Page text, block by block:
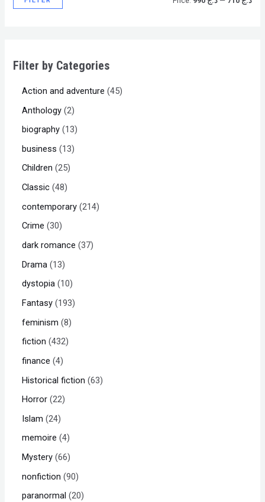
Filter by Categories
Action and adventure 45
Anthology 2
biography 13
business
13
Children 25
Classic 48
contemporary 214
Crime 30
dark romance 37
Drama 13
dystopia 10
Fantasy 193
feminism 8
fiction 432
finance 4
Historical fiction 63
Horror 22
Islam 24
memoire 4
Mystery 66
nonfiction 90
paranormal
20